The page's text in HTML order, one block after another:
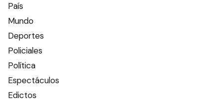
País
Mundo
Deportes
Policiales
Política
Espectáculos
Edictos